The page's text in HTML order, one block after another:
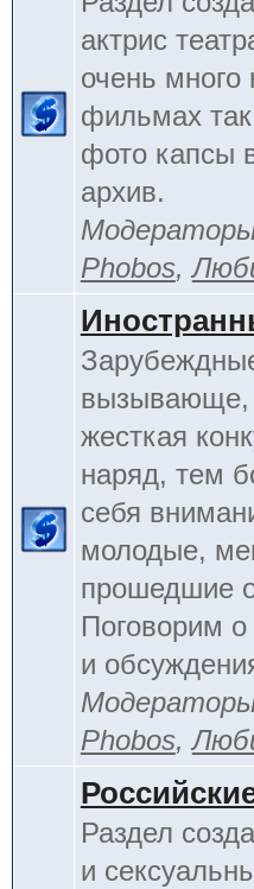
актрис
очень много
фильмах
фото капсы
архив.
Phobos,
вызывающе,
жесткая
наряд, тем
себя
молодые,
прошедшие
Поговорим
и
Phobos,
Раздел
и